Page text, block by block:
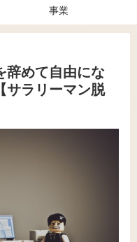
事業
辞めて自由にな
サラリーマン脱